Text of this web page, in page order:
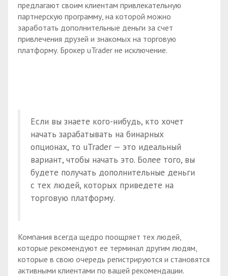
предлагают своим клиентам привлекательную
партнерскую программу, на которой можно
заработать дополнительные деньги за счет
привлечения друзей и знакомых на торговую
платформу. Брокер uTrader не исключение.
Если вы знаете кого-нибудь, кто хочет
начать зарабатывать на бинарных
опционах, то uTrader — это идеальный
вариант, чтобы начать это. Более того, вы
будете получать дополнительные деньги
с тех людей, которых приведете на
торговую платформу.
Компания всегда щедро поощряет тех людей,
которые рекомендуют ее терминал другим людям,
которые в свою очередь регистрируются и становятся
активными клиентами по вашей рекомендации.